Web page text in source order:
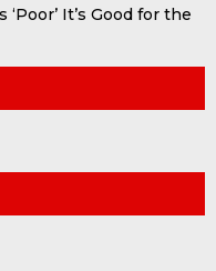
It’s Good for the